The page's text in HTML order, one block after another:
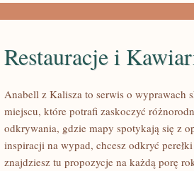
Restauracje i
Anabell z Kalisza to serwis o wyprawach
miejscu, które potrafi zaskoczyć
odkrywania, gdzie mapy spotykają się z
inspiracji na wypad, chcesz odkryć
znajdziesz tu propozycje na każdą porę